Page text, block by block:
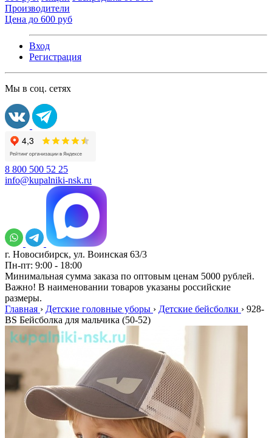
Производители
Цена до 600 руб
Вход
Регистрация
Мы в соц. сетях
8 800 500 52 25
info@kupalniki-nsk.ru
г. Новосибирск, ул. Воинская 63/3
Пн-пт: 9:00 - 18:00
Минимальная сумма заказа по оптовым ценам 5000 рублей.
Важно! В наименовании товаров указаны российские
размеры.
Главная › Детские головные уборы › Детские бейсболки › 928-
BS Бейсболка для мальчика (50-52)